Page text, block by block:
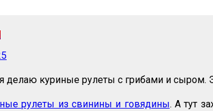
делаю куриные рулеты с грибами и сыром.
рулеты из свинины и говядины. А тут